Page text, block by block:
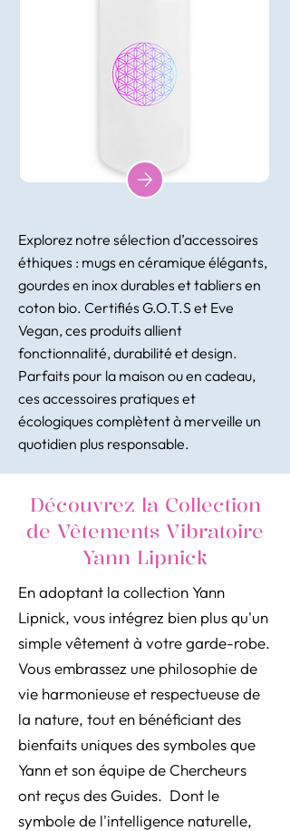
Explorez notre sélection d’accessoires
éthiques : mugs en céramique élégants,
gourdes en inox durables et tabliers en
coton bio. Certifiés G.O.T.S et Eve
Vegan, ces produits allient
fonctionnalité, durabilité et design.
Parfaits pour la maison ou en cadeau,
ces accessoires pratiques et
écologiques complètent à merveille un
quotidien plus responsable.
Découvrez la Collection
de Vêtements Vibratoire
Yann Lipnick
En adoptant la collection Yann
Lipnick, vous intégrez bien plus qu'un
simple vêtement à votre garde-robe.
Vous embrassez une philosophie de
vie harmonieuse et respectueuse de
la nature, tout en bénéficiant des
bienfaits uniques des symboles que
Yann et son équipe de Chercheurs
ont reçus des Guides. Dont le
symbole de l'intelligence naturelle,